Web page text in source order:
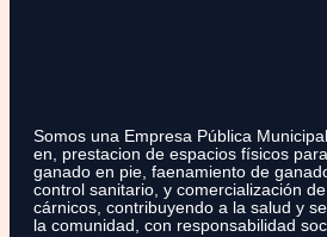
Somos una Empresa Pública
en, prestacion de espacios físicos
ganado en pie, faenamiento de
control sanitario, y comercialización
cárnicos, contribuyendo a la salud y
la comunidad, con responsabilidad